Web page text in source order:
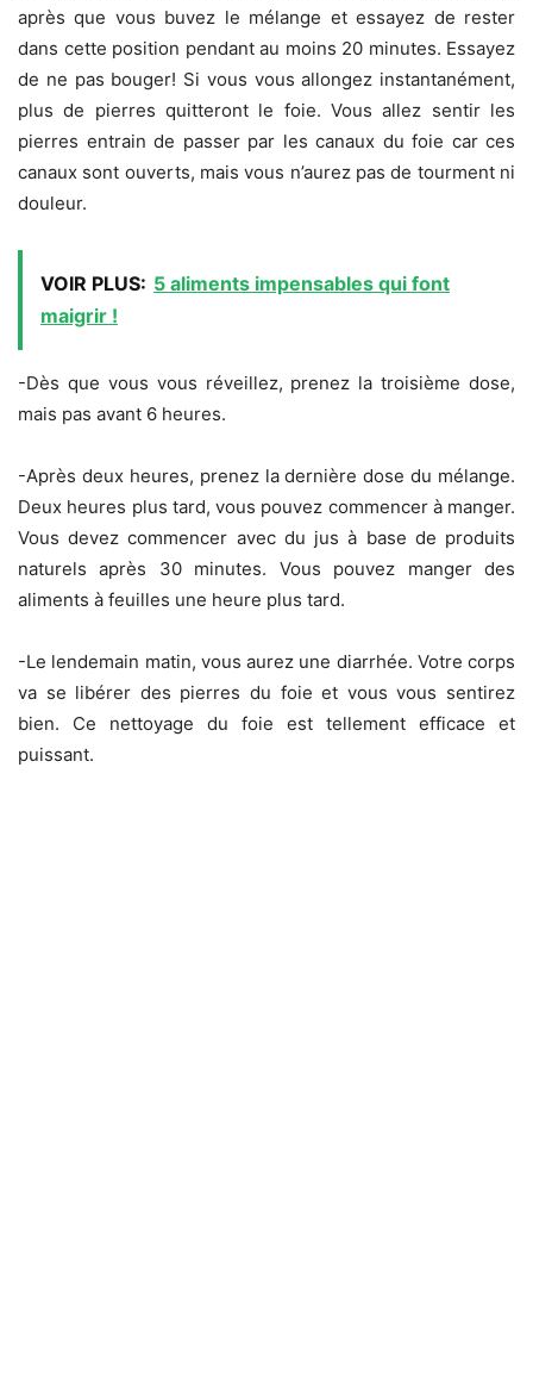
après que vous buvez le mélange et essayez de rester
dans cette position pendant au moins 20 minutes. Essayez
de ne pas bouger! Si vous vous allongez instantanément,
plus de pierres quitteront le foie. Vous allez sentir les
pierres entrain de passer par les canaux du foie car ces
canaux sont ouverts, mais vous n’aurez pas de tourment ni
douleur.
VOIR PLUS: 5 aliments impensables qui font
maigrir !
-Dès que vous vous réveillez, prenez la troisième dose,
mais pas avant 6 heures.
-Après deux heures, prenez la dernière dose du mélange.
Deux heures plus tard, vous pouvez commencer à manger.
Vous devez commencer avec du jus à base de produits
naturels après 30 minutes. Vous pouvez manger des
aliments à feuilles une heure plus tard.
-Le lendemain matin, vous aurez une diarrhée. Votre corps
va se libérer des pierres du foie et vous vous sentirez
bien. Ce nettoyage du foie est tellement efficace et
puissant.